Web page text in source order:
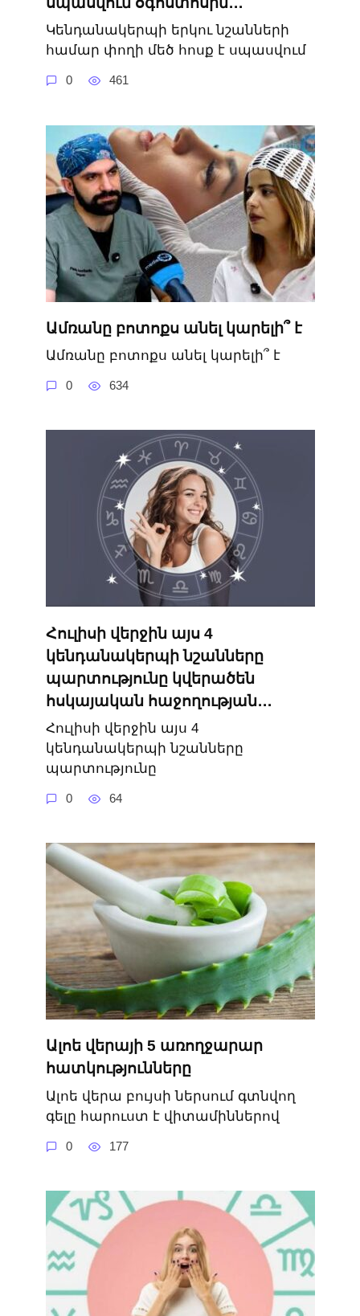
Կենդանակերպի երկու նշանների
համար փողի մեծ հոսք է սպասվում
0 461
Ամռանը բոտոքս անել կարելի՞ է
Ամռանը բոտոքս անել կարելի՞ է
0 634
Հուլիսի վերջին այս 4
կենդանակերպի նշանները
պարտությունը կվերածեն
հսկայական հաջողության․․․
Հուլիսի վերջին այս 4
կենդանակերպի նշանները
պարտությունը
0 64
Ալոե վերայի 5 առողջարար
հատկությունները
Ալոե վերա բույսի ներսում գտնվող
գելը հարուստ է վիտամիններով
0 177